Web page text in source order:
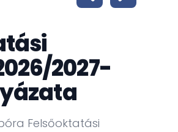
2027-
Felsőoktatási